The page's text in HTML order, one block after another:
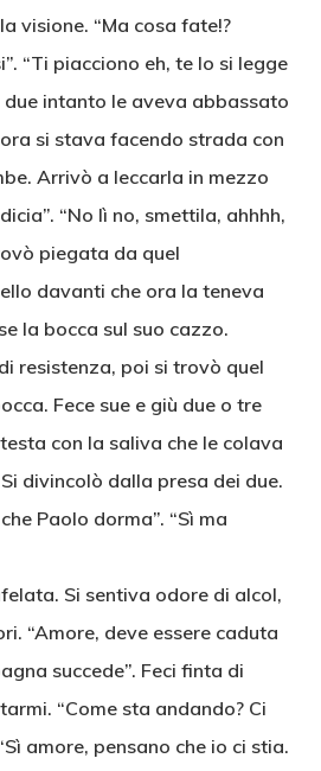
visione. “Ma cosa fate!?
“Ti piacciono eh, te lo si legge
due intanto le aveva abbassato
si stava facendo strada con
Arrivò a leccarla in mezzo
“No lì no, smettila, ahhhh,
piegata da quel
davanti che ora la teneva
la bocca sul suo cazzo.
resistenza, poi si trovò quel
Fece sue e giù due o tre
con la saliva che le colava
divincolò dalla presa dei due.
Paolo dorma”. “Sì ma
Si sentiva odore di alcol,
“Amore, deve essere caduta
succede”. Feci finta di
“Come sta andando? Ci
amore, pensano che io ci stia.